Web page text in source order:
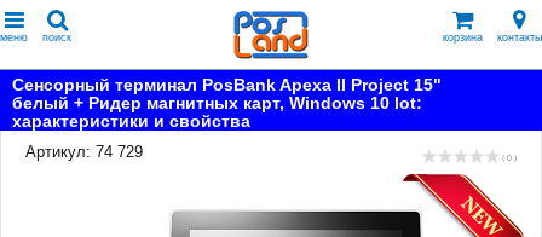
меню поиск корзина контакты
Сенсорный терминал PosBank Apexa II Project 15"
белый + Ридер магнитных карт, Windows 10 lot:
характеристики и свойства
Артикул: 74 729
( 0 )